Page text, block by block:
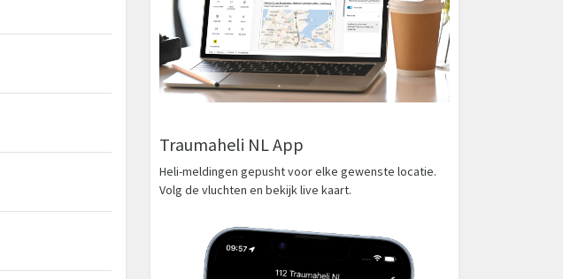
Traumaheli NL App
Heli-meldingen gepusht voor elke gewenste locatie.
Volg de vluchten en bekijk live kaart.